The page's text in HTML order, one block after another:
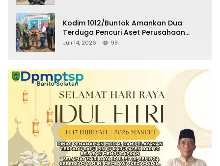
Kodim 1012/Buntok Amankan Dua
Terduga Pencuri Aset Perusahaan
Sitaan Satgas PKH, Satu Paket Diduga
Juli 14, 2026 99